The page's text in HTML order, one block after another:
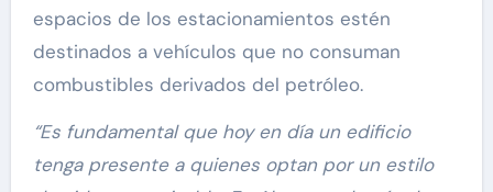
espacios de los estacionamientos estén
destinados a vehículos que no consuman
combustibles derivados del petróleo.
“Es fundamental que hoy en día un edificio
tenga presente a quienes optan por un estilo